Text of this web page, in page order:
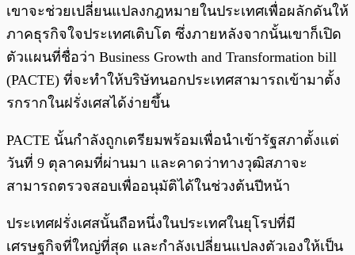
เขาจะช่วยเปลี่ยนแปลงกฎหมายในประเทศเพื่อผลักดันให้
ภาคธุรกิจใจประเทศเติบโต ซึ่งภายหลังจากนั้นเขาก็เปิด
ตัวแผนที่ชื่อว่า Business Growth and Transformation bill
(PACTE) ที่จะทำให้บริษัทนอกประเทศสามารถเข้ามาตั้ง
รกรากในฝรั่งเศสได้ง่ายขึ้น
PACTE นั้นกำลังถูกเตรียมพร้อมเพื่อนำเข้ารัฐสภาตั้งแต่
วันที่ 9 ตุลาคมที่ผ่านมา และคาดว่าทางวุฒิสภาจะ
สามารถตรวจสอบเพื่ออนุมัติได้ในช่วงต้นปีหน้า
ประเทศฝรั่งเศสนั้นถือหนึ่งในประเทศในยุโรปที่มี
เศรษฐกิจที่ใหญ่ที่สุด และกำลังเปลี่ยนแปลงตัวเองให้เป็น